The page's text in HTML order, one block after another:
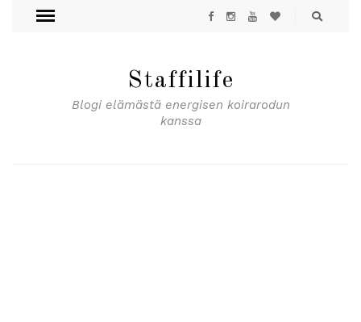
Staffilife
Blogi elämästä energisen koirarodun
kanssa